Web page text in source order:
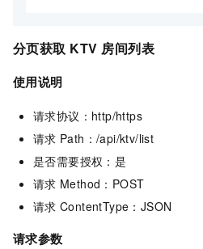
分页获取 KTV 房间列表
使用说明
请求协议：http/https
请求 Path：/api/ktv/list
是否需要授权：是
请求 Method：POST
请求 ContentType：JSON
请求参数